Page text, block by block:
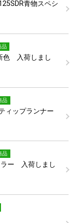
青物スペシ
品
色 入荷しまし
品
ィップランナー
品
ラー 入荷しまし